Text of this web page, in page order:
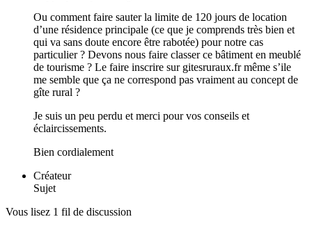
Ou comment faire sauter la limite de 120 jours de location
d’une résidence principale (ce que je comprends très bien et
qui va sans doute encore être rabotée) pour notre cas
particulier ? Devons nous faire classer ce bâtiment en meublé
de tourisme ? Le faire inscrire sur gitesruraux.fr même s’ile
me semble que ça ne correspond pas vraiment au concept de
gîte rural ?
Je suis un peu perdu et merci pour vos conseils et
éclaircissements.
Bien cordialement
Créateur
Sujet
Vous lisez 1 fil de discussion